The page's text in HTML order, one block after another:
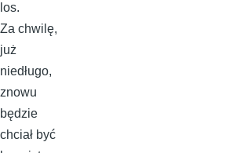
los.
Za chwilę,
już
niedługo,
znowu
będzie
chciał być